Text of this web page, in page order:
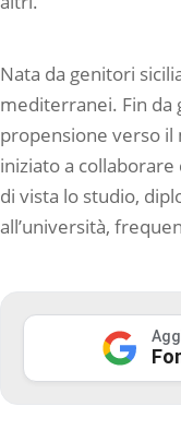
Nata da genitori
mediterranei. Fin da
propensione verso il
iniziato a
di vista lo studio,
all’università,